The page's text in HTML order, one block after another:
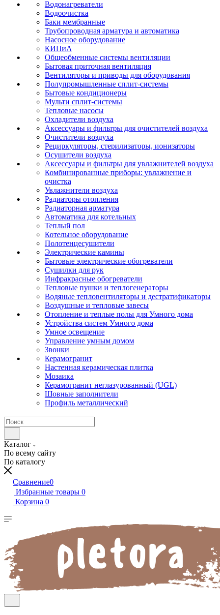
Водонагреватели
Водоочистка
Баки мембранные
Трубопроводная арматура и автоматика
Насосное оборудование
КИПиА
Общеобменные системы вентиляции
Бытовая приточная вентиляция
Вентиляторы и приводы для оборудования
Полупромышленные сплит-системы
Бытовые кондиционеры
Мульти сплит-системы
Тепловые насосы
Охладители воздуха
Аксессуары и фильтры для очистителей воздуха
Очистители воздуха
Рециркуляторы, стерилизаторы, ионизаторы
Осушители воздуха
Аксессуары и фильтры для увлажнителей воздуха
Комбинированные приборы: увлажнение и
очистка
Увлажнители воздуха
Радиаторы отопления
Радиаторная арматура
Автоматика для котельных
Теплый пол
Котельное оборудование
Полотенцесушители
Электрические камины
Бытовые электрические обогреватели
Сушилки для рук
Инфракрасные обогреватели
Тепловые пушки и теплогенераторы
Водяные тепловентиляторы и дестратификаторы
Воздушные и тепловые завесы
Отопление и теплые полы для Умного дома
Устройства систем Умного дома
Умное освещение
Управление умным домом
Звонки
Керамогранит
Настенная керамическая плитка
Мозаика
Керамогранит неглазурованный (UGL)
Шовные заполнители
Профиль металлический
Каталог
По всему сайту
По каталогу
Сравнение0
Избранные товары 0
Корзина 0